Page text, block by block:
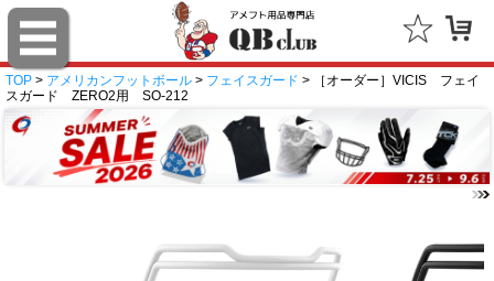
TOP > アメリカンフットボール > フェイスガード > ［オーダー］VICIS フェイ
スガード ZERO2用 SO-212